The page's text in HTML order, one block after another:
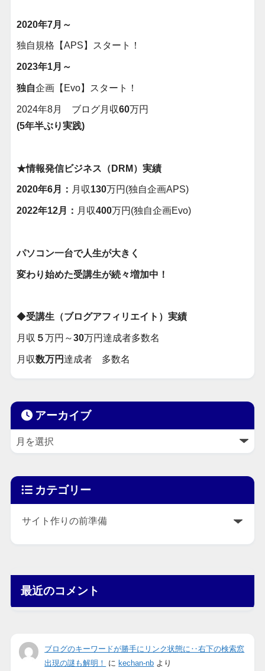
2020年7月～
独自規格【APS】スタート！
2023年1月～
独自企画【Evo】スタート！
2024年8月 ブログ月収60万円
(5年半ぶり実践)
★情報発信ビジネス（DRM）実績
2020年6月： 月収130万円(独自企画APS)
2022年12月： 月収400万円(独自企画Evo)
パソコン一台で人生が大きく
変わり始めた受講生が続々増加中！
◆受講生（ブログアフィリエイト）実績
月収 ５万円～30万円達成者多数名
月収数万円達成者 多数名
アーカイブ
カテゴリー
最近のコメント
ブログのキーワードが勝手にリンク状態に‥右下の検索窓
出現の謎も解明！
に kechan-nb より